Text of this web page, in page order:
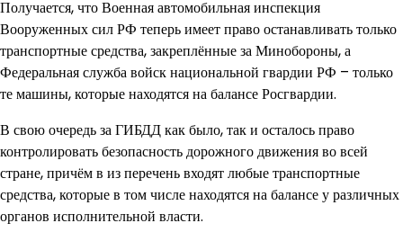
Получается, что Военная автомобильная инспекция
Вооруженных сил РФ теперь имеет право останавливать только
транспортные средства, закреплённые за Минобороны, а
Федеральная служба войск национальной гвардии РФ – только
те машины, которые находятся на балансе Росгвардии.
В свою очередь за ГИБДД как было, так и осталось право
контролировать безопасность дорожного движения во всей
стране, причём в из перечень входят любые транспортные
средства, которые в том числе находятся на балансе у различных
органов исполнительной власти.